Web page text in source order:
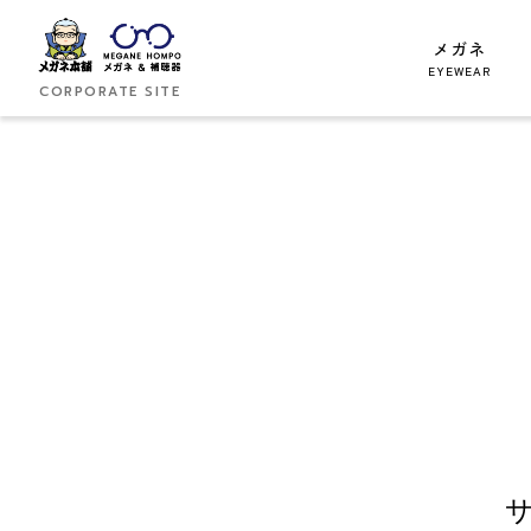
CORPORATE SITE
メガネ
EYEWEAR